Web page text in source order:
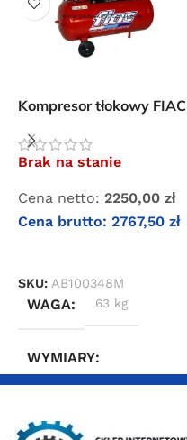
Kompresor tłokowy FIAC
Brak na stanie
Cena netto: 2250,00 zł
Cena brutto: 2767,50 zł
SKU: AB100348M
WAGA 63 kg
WYMIARY